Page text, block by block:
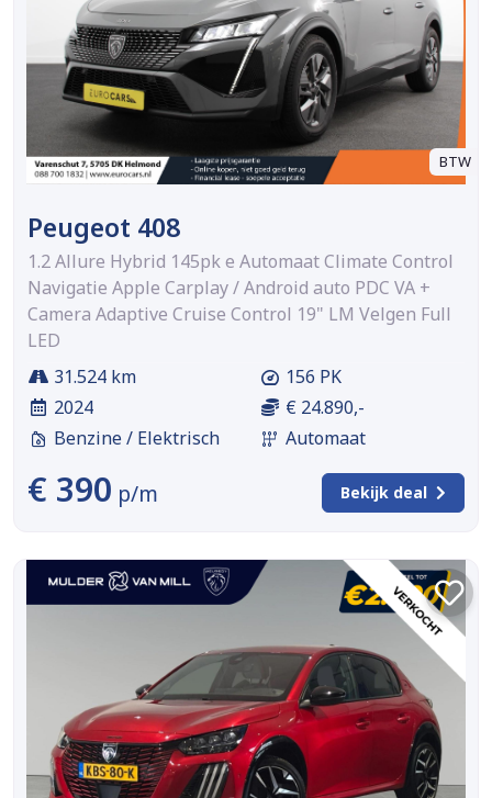
BTW
Peugeot 408
1.2 Allure Hybrid 145pk e Automaat Climate Control
Navigatie Apple Carplay / Android auto PDC VA +
Camera Adaptive Cruise Control 19" LM Velgen Full
LED
31.524 km
2024
Benzine / Elektrisch
156 PK
€ 24.890,-
Automaat
€ 390 p/m Bekijk deal